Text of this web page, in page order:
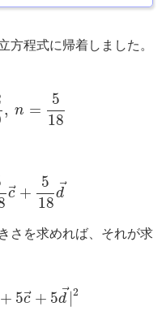
程式に帰着しました。
, n =
5
18
c ⃗+
5
18
d ⃗
さを求めれば、それが求
+ 5c⃗ + 5d ⃗|2